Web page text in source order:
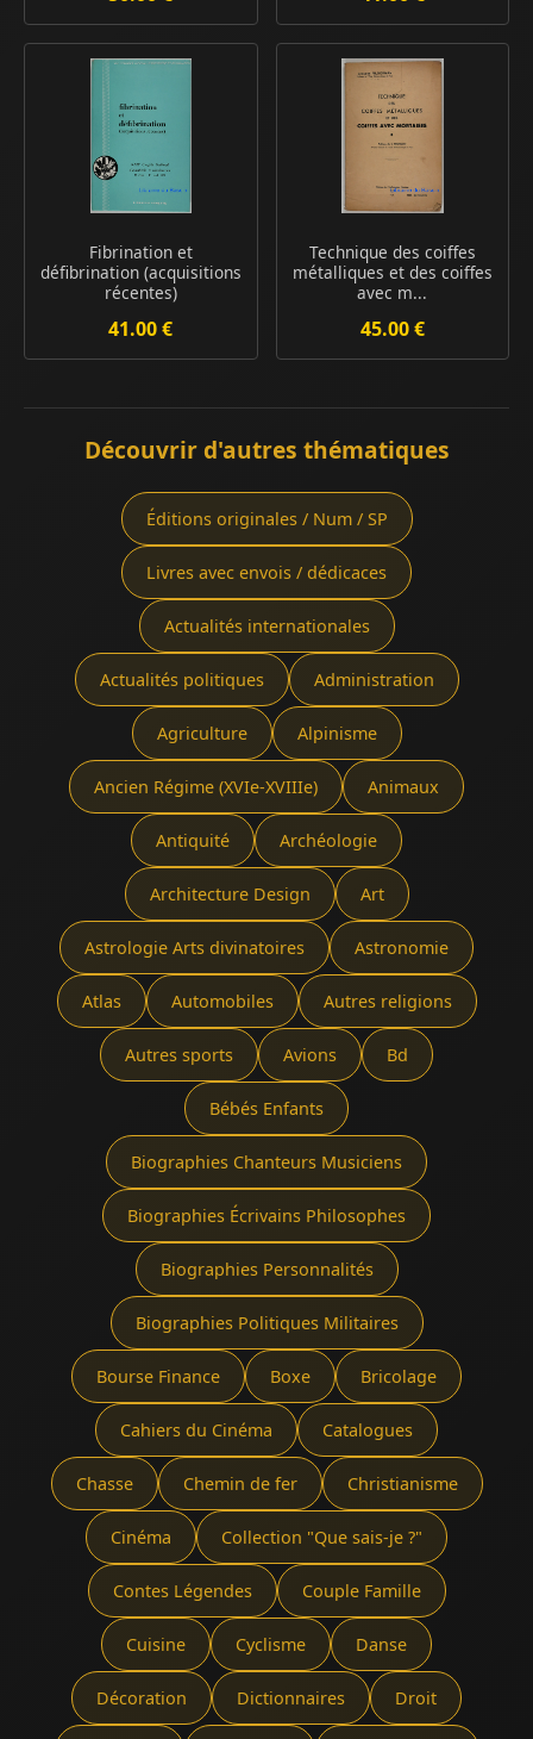
Fibrination et
défibrination (acquisitions
récentes)
41.00 €
Technique des coiffes
métalliques et des coiffes
avec m...
45.00 €
Découvrir d'autres thématiques
Éditions originales / Num / SP
Livres avec envois / dédicaces
Actualités internationales
Actualités politiques Administration
Agriculture Alpinisme
Ancien Régime (XVIe-XVIIIe) Animaux
Antiquité Archéologie
Architecture Design Art
Astrologie Arts divinatoires Astronomie
Atlas Automobiles Autres religions
Autres sports Avions Bd
Bébés Enfants
Biographies Chanteurs Musiciens
Biographies Écrivains Philosophes
Biographies Personnalités
Biographies Politiques Militaires
Bourse Finance Boxe Bricolage
Cahiers du Cinéma Catalogues
Chasse Chemin de fer Christianisme
Cinéma Collection "Que sais-je ?"
Contes Légendes Couple Famille
Cuisine Cyclisme Danse
Décoration Dictionnaires Droit